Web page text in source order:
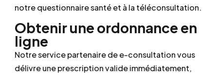
notre questionnaire santé et à la téléconsultation.
Obtenir une ordonnance en
ligne
Notre service partenaire de e-consultation vous
délivre une prescription valide immédiatement,